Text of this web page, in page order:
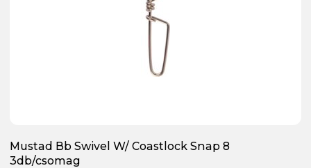
Mustad Bb Swivel W/ Coastlock Snap 8
3db/csomag